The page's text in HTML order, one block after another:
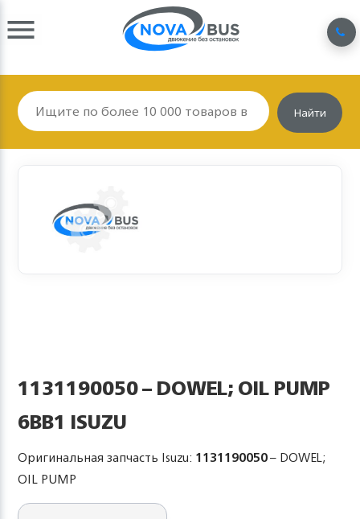
Найти
1131190050 – DOWEL; OIL PUMP
6BB1 ISUZU
Оригинальная запчасть Isuzu: 1131190050– DOWEL;
OIL PUMP